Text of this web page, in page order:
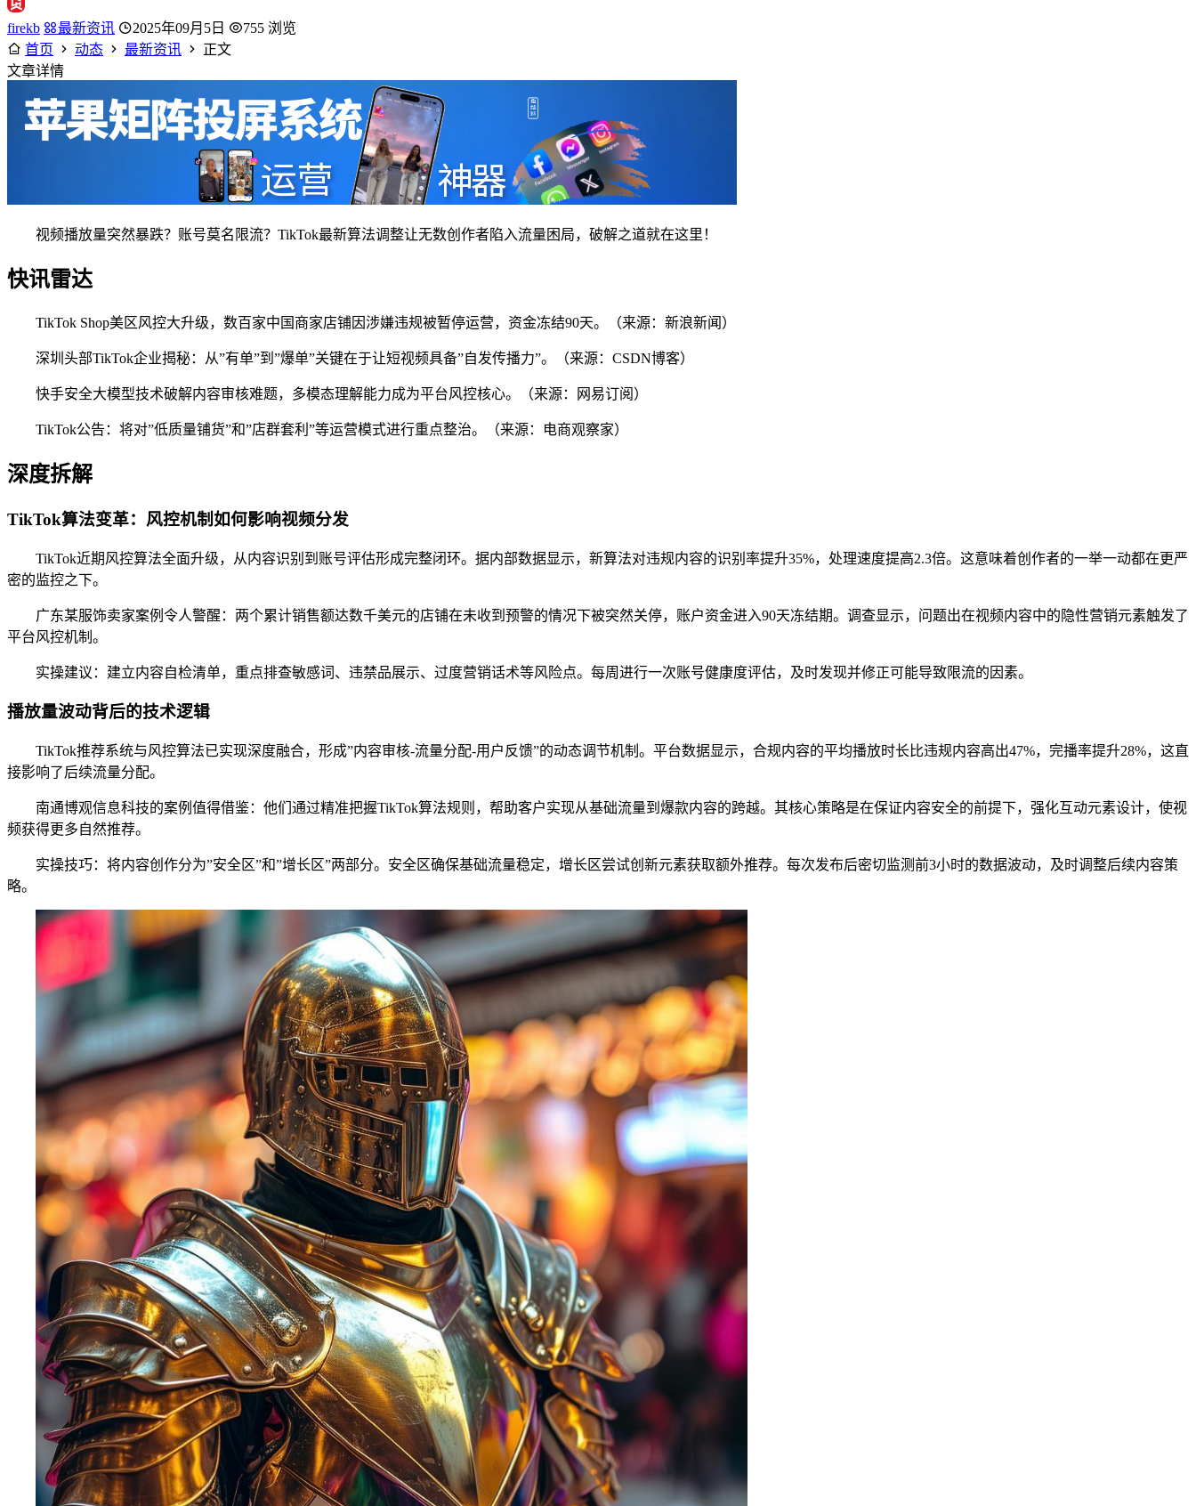
firekb 最新资讯 2025年09月5日
755 浏览
首页
动态 最新资讯
正文
文章详情
视频播放量突然暴跌？账号莫名限流？TikTok最新算法调整让无数创作者陷入流量困局，破解之道就在这里！
快讯雷达
TikTok Shop美区风控大升级，数百家中国商家店铺因涉嫌违规被暂停运营，资金冻结90天。（来源：新浪新闻）
深圳头部TikTok企业揭秘：从”有单”到”爆单”关键在于让短视频具备”自发传播力”。（来源：CSDN博客）
快手安全大模型技术破解内容审核难题，多模态理解能力成为平台风控核心。（来源：网易订阅）
TikTok公告：将对”低质量铺货”和”店群套利”等运营模式进行重点整治。（来源：电商观察家）
深度拆解
TikTok算法变革：风控机制如何影响视频分发
TikTok近期风控算法全面升级，从内容识别到账号评估形成完整闭环。据内部数据显示，新算法对违规内容的识别率提升35%，处理速度提高2.3倍。这意味着创作者的一举一动都在更严
密的监控之下。
广东某服饰卖家案例令人警醒：两个累计销售额达数千美元的店铺在未收到预警的情况下被突然关停，账户资金进入90天冻结期。调查显示，问题出在视频内容中的隐性营销元素触发了
平台风控机制。
实操建议：建立内容自检清单，重点排查敏感词、违禁品展示、过度营销话术等风险点。每周进行一次账号健康度评估，及时发现并修正可能导致限流的因素。
播放量波动背后的技术逻辑
TikTok推荐系统与风控算法已实现深度融合，形成”内容审核-流量分配-用户反馈”的动态调节机制。平台数据显示，合规内容的平均播放时长比违规内容高出47%，完播率提升28%，这直
接影响了后续流量分配。
南通博观信息科技的案例值得借鉴：他们通过精准把握TikTok算法规则，帮助客户实现从基础流量到爆款内容的跨越。其核心策略是在保证内容安全的前提下，强化互动元素设计，使视
频获得更多自然推荐。
实操技巧：将内容创作分为”安全区”和”增长区”两部分。安全区确保基础流量稳定，增长区尝试创新元素获取额外推荐。每次发布后密切监测前3小时的数据波动，及时调整后续内容策
略。